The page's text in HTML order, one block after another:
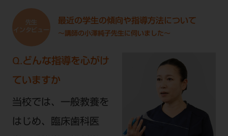
最近の学生の傾向や指導方法について
～講師の小澤純子先生に伺いました～
Q.どんな指導を心がけ
ていますか
当校では、一般教養を
はじめ、臨床歯科医